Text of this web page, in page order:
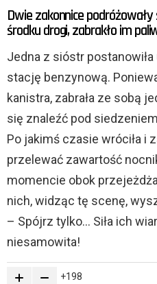
Dwie zakonnice
środku drogi, zabrakło im
Jedna z sióstr
stację benzynową.
kanistra, zabrała ze sobą
się znaleźć pod
Po jakimś czasie wróciła i
przelewać zawartość
momencie obok
nich, widząc tę scenę,
– Spójrz tylko… Siła ich
niesamowita!
198